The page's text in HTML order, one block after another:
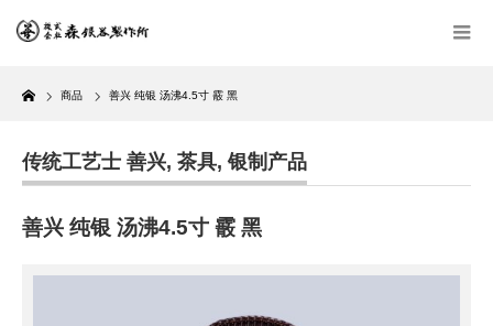
Home
商品 善兴 纯银 汤沸4.5寸 霰 黑
传统工艺士 善兴, 茶具,银制产品
善兴 纯银 汤沸4.5寸 霰 黑